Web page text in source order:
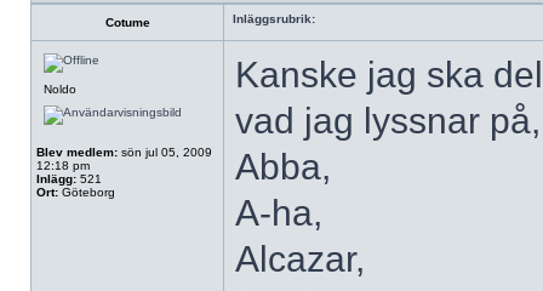
Cotume Inläggsrubrik:
Noldo
Blev medlem: sön jul 05, 2009
12:18 pm
Inlägg: 521
Ort: Göteborg
Kanske jag ska
vad jag lyssnar
Abba,
A-ha,
Alcazar,